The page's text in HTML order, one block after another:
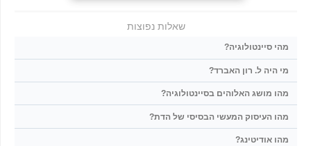
שאלות נפוצות
מהי סיינטולוגיה?
מי היה ל. רון האברד?
מהו מושג האלוהים בסיינטולוגיה?
מהו העיסוק המעשי הבסיסי של הדת?
מהו אודיטינג?